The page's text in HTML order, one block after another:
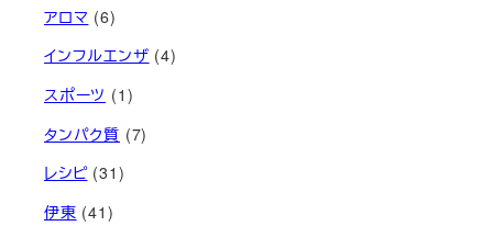
アロマ (6)
インフルエンザ (4)
スポーツ (1)
タンパク質 (7)
レシピ(31)
伊東 (41)